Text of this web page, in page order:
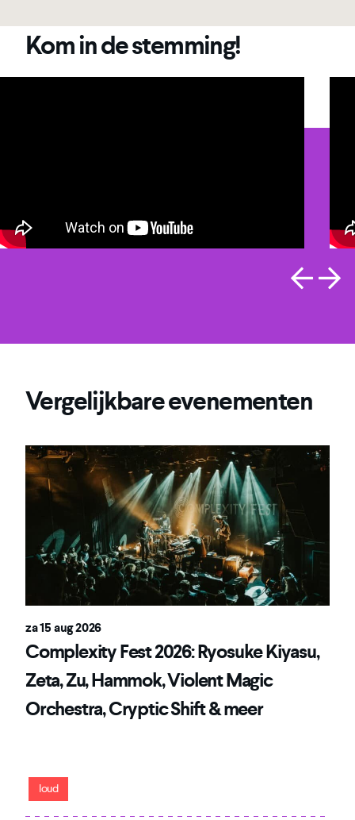
Kom in de stemming!
Vergelijkbare evenementen
za 15 aug 2026
Complexity Fest 2026: Ryosuke Kiyasu,
Zeta, Zu, Hammok, Violent Magic
Orchestra, Cryptic Shift & meer
loud